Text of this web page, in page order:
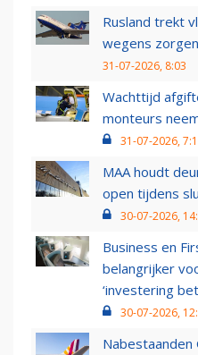
Rusland trekt
wegens
31-07-2026, 8:03
Wachttijd
monteurs
31-07-2026,
MAA houdt
open tijdens
30-07-2026,
Business en
belangrijker
‘investering
30-07-2026,
Nabestaanden